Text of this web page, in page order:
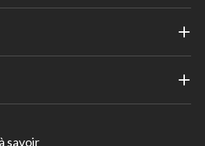
savoir